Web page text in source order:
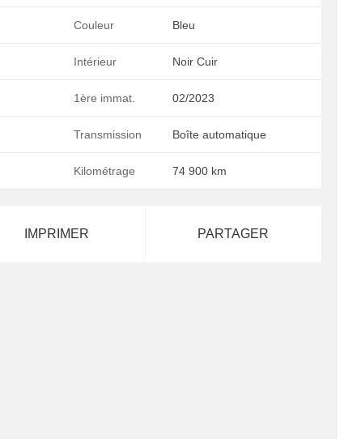
Couleur Bleu
Intérieur Noir Cuir
1ère immat. 02/2023
Transmission Boîte automatique
Kilométrage 74 900 km
IMPRIMER PARTAGER